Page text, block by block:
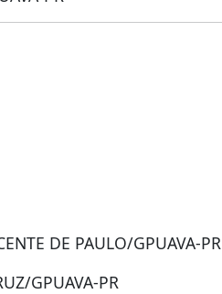
DE PAULO/GPUAVA-PR
GPUAVA-PR